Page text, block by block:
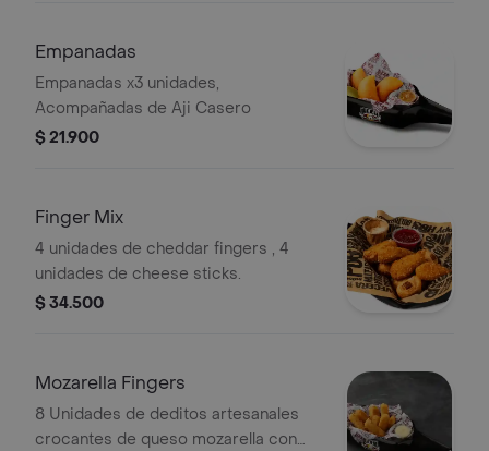
Empanadas
Empanadas x3 unidades,
Acompañadas de Aji Casero
$ 21.900
Finger Mix
4 unidades de cheddar fingers , 4
unidades de cheese sticks.
$ 34.500
Mozarella Fingers
8 Unidades de deditos artesanales
crocantes de queso mozarella con